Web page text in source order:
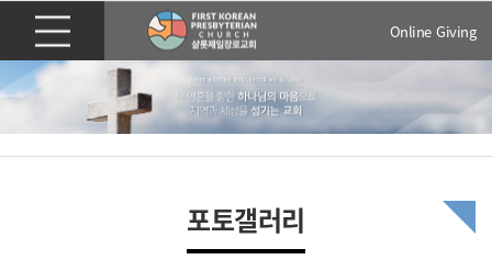
Online Giving
포토갤러리